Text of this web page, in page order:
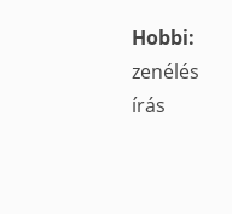
Hobbi:
zenélés
írás